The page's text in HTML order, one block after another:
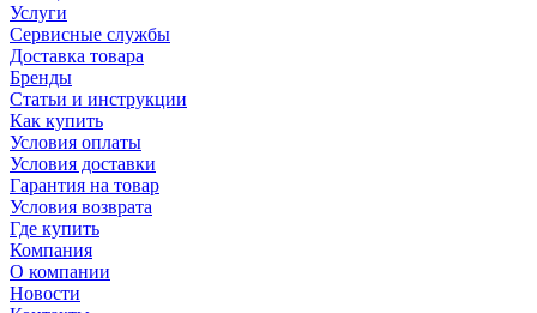
Услуги
Сервисные службы
Доставка товара
Бренды
Статьи и инструкции
Как купить
Условия оплаты
Условия доставки
Гарантия на товар
Условия возврата
Где купить
Компания
О компании
Новости